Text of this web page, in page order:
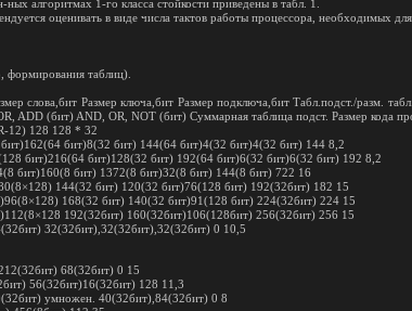
алгоритмах 1-го класса стойкости приведены в табл. 1.
оценивать в виде числа тактов работы процессора, необходимых
формирования таблиц).
слова,бит Размер ключа,бит Размер подключа,бит Табл.подст./разм.
ADD (бит) AND, OR, NOT (бит) Суммарная таблица подст. Размер кода
12) 128 128 * 32
бит)8(32 бит) 144(64 бит)4(32 бит)4(32 бит) 144 8,2
бит)216(64 бит)128(32 бит) 192(64 бит)6(32 бит)6(32 бит) 192 8,2
бит)160(8 бит) 1372(8 бит)32(8 бит) 144(8 бит) 722 16
144(32 бит) 120(32 бит)76(128 бит) 192(32бит) 182 15
168(32 бит) 140(32 бит)91(128 бит) 224(32бит) 224 15
192(32бит) 160(32бит)106(128бит) 256(32бит) 256 15
32(32бит),32(32бит),32(32бит) 0 10,5
68(32бит) 0 15
56(32бит)16(32бит) 128 11,3
умножен. 40(32бит),84(32бит) 0 8